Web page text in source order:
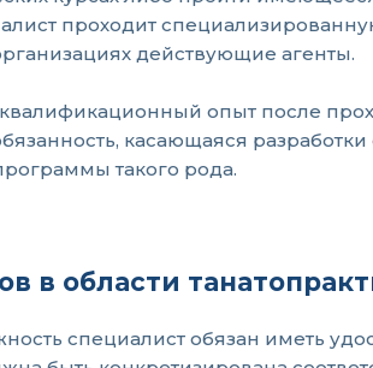
проходит
действующие агенты.
опыт после
касающаяся
такого рода.
в области
специалист обязан иметь